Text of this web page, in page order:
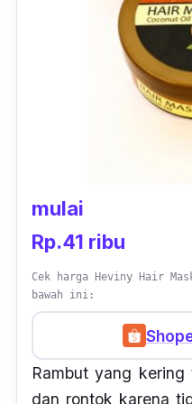
mulai
Rp.41 ribu
Cek harga Heviny Hair
bawah ini:
Rambut yang
dan rontok karena